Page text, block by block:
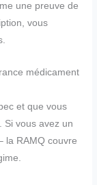
une preuve de
vous
médicament
et que vous
Si vous avez un
la RAMQ couvre